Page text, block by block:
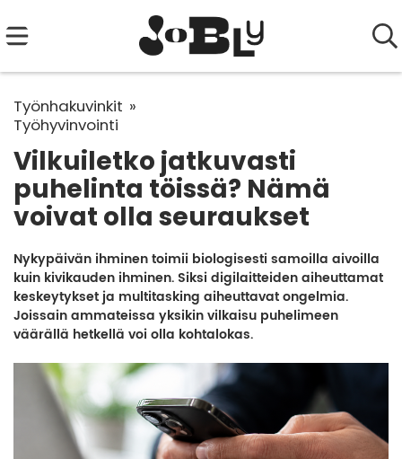
Työnhakuvinkit
Työhyvinvointi
Vilkuiletko jatkuvasti
puhelinta töissä? Nämä
voivat olla seuraukset
Nykypäivän ihminen toimii biologisesti samoilla aivoilla
kuin kivikauden ihminen. Siksi digilaitteiden aiheuttamat
keskeytykset ja multitasking aiheuttavat ongelmia.
Joissain ammateissa yksikin vilkaisu puhelimeen
väärällä hetkellä voi olla kohtalokas.